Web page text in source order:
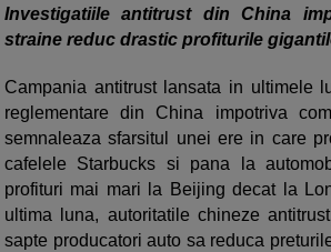
Investigatiile antitrust din China
straine reduc drastic profiturile
Campania antitrust lansata in ultimele
reglementare din China impotriva
semnaleaza sfarsitul unei ere in care
cafelele Starbucks si pana la
profituri mai mari la Beijing decat la
ultima luna, autoritatile chineze
sapte producatori auto sa reduca